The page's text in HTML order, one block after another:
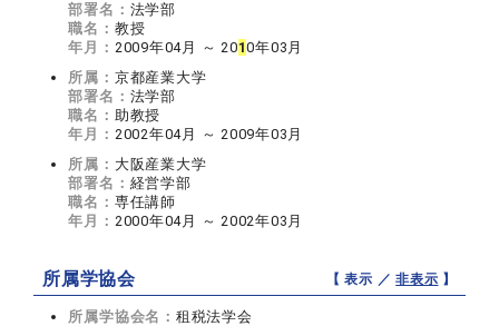
部署名： 法学部
職名： 教授
年月： 2009年04月 ～ 2010年03月
所属： 京都産業大学
部署名： 法学部
職名： 助教授
年月： 2002年04月 ～ 2009年03月
所属： 大阪産業大学
部署名： 経営学部
職名： 専任講師
年月： 2000年04月 ～ 2002年03月
所属学協会 【 表示 ／非表示 】
所属学協会名： 租税法学会